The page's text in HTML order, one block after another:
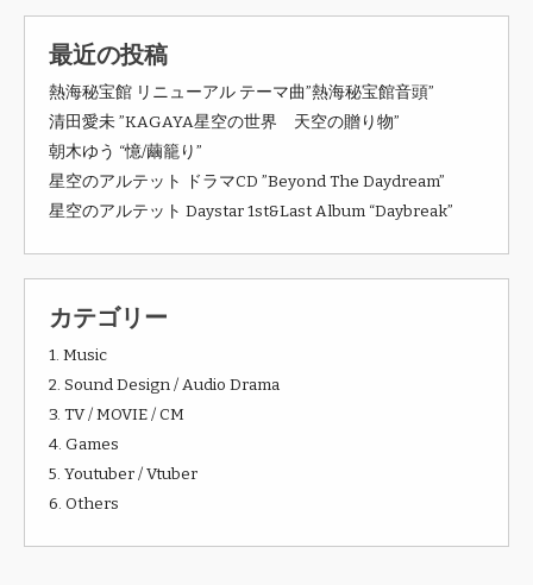
最近の投稿
熱海秘宝館 リニューアル テーマ曲”熱海秘宝館音頭”
清田愛未 ”KAGAYA星空の世界 天空の贈り物”
朝木ゆう “憶/繭籠り”
星空のアルテット ドラマCD ”Beyond The Daydream”
星空のアルテット Daystar 1st&Last Album “Daybreak”
カテゴリー
1. Music
2. Sound Design / Audio Drama
3. TV / MOVIE / CM
4. Games
5. Youtuber / Vtuber
6. Others